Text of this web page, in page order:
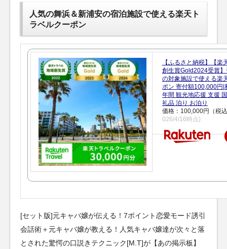
人気の舞浜＆新浦安の宿泊施設で使える楽天ト
ラベルクーポン
【ふるさと納税】【楽
創生賞Gold2024受賞
の対象施設で使える楽
ポン 寄付額100,000円|
年間 観光地応援 支援
礼品 泊り お泊り
価格：100,000円（税
026/4/16時点)
[セット版]元キャバ嬢が伝える！7ポイント恋愛モード誘引
会話術＋元キャバ嬢が教える！人気キャバ嬢達が次々と落
とされた驚愕の口説きテクニック[M.T]が【あの掲示板】